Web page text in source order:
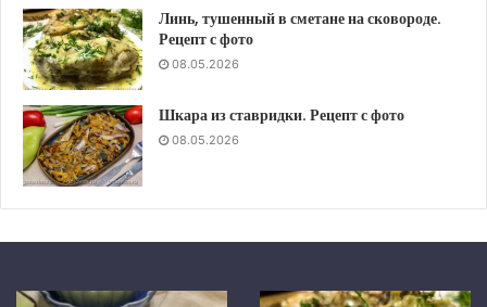
Линь, тушенный в сметане на сковороде.
Рецепт с фото
08.05.2026
Шкара из ставридки. Рецепт с фото
08.05.2026
Шкара
Скумбрия